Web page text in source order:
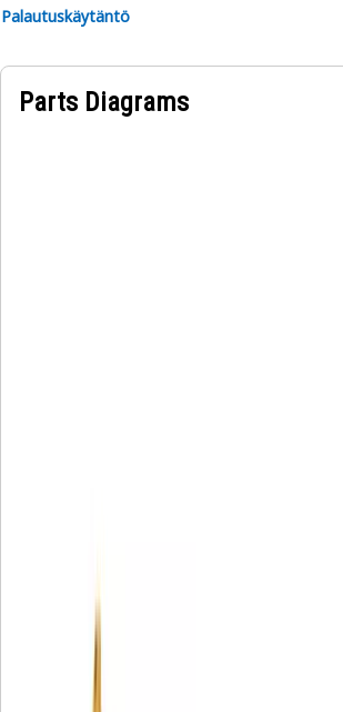
Palautuskäytäntö
Parts Diagrams